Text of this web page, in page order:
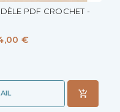
PDF CROCHET -
€